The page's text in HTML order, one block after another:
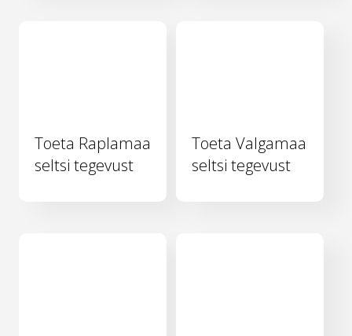
Toeta Raplamaa
seltsi tegevust
Toeta Valgamaa
seltsi tegevust